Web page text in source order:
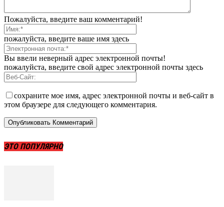
Пожалуйста, введите ваш комментарий!
пожалуйста, введите ваше имя здесь
Вы ввели неверный адрес электронной почты!
пожалуйста, введите свой адрес электронной почты здесь
сохраните мое имя, адрес электронной почты и веб-сайт в
этом браузере для следующего комментария.
ЭТО ПОПУЛЯРНО